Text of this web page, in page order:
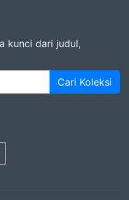
kunci dari judul,
Cari Koleksi